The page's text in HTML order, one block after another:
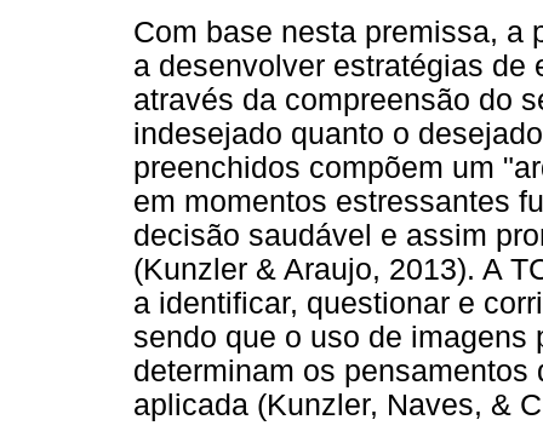
Com base nesta premissa, a
a desenvolver estratégias de
através da compreensão do
indesejado quanto o
preenchidos compõem um
em momentos estressantes
decisão saudável e assim
(Kunzler & Araujo, 2013). A
a identificar, questionar e
sendo que o uso de imagens
determinam os
aplicada (Kunzler, Naves, &